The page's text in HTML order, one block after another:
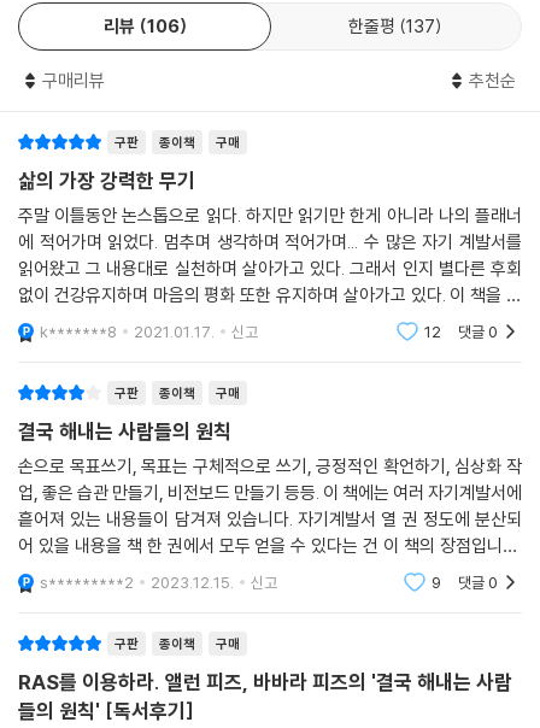
라면, 지금의 내 상태에 책임이 있는 사람은 바로 나다. 부분적 책임이 아니
라 전적인 책임이 내게 있다. 내 사고방식과 내가 과거에 해 온 선택들이 지
금의 내 상황을 만들었다. 지금의 내 상황은 지금까지 내가 해 온 생각과 행
할 때의 허물도 내게 있다. _99-100쪽
호언장담을 하고 성공을 상상한 효과를 본 사례는 시대와 분야를 막론하고
수없이 많다. 우리 주변에서도 수없이 일어난다. 단순한 호언장담이 아니
다. 원하는 결과를 얻겠다는 의지를 모아야 한다. 성공을 상상하는 것도 두
루뭉술하면 안 된다. 성공한 내 모습을 세세히 구상해야 한다. 오늘부터 실
천하자. 부정적인 말이 입에서 나오면 그때마다 그 말을 긍정형으로 고쳐
말하자. 목표는 물질적으로 구현되기 전에 마음속에서 먼저 구현되어야 한
않다. 시각화와 확언의 힘으로 내가 나를 가둔 성공의 장벽을 부수고 자유
의 몸이 될 수 있다. 거기서 해방되면 지금까지 미개발 자원으로 썩고 있던
창의력과 잠재력이 발휘된다. 그리고 상상에 머물러 있던 일들이 현실이
된다.
---p.157
발전적이고 생산적인 삶을 추구한다면, 냉소적인 사람, 남의 꿈에 찬물을
끼얹는 사람, 피해의식이 있는 사람, 중간만 가면 잘하는 거라고 믿는 사람
짱이 생길 때까지라도 피하는 것이 좋다. 내가 원하는 곳에 이르도록 격려
하고, 내가 거기 이르렀을 때 박수를 보내 주는 긍정적이고 희망적인 사람
들로 주위를 채우겠다는 의식적이고 의도적인 결정이 필요하다.
저자는 책 전체를 통해 망상활성계를 활용해 어떻게 성공에 이를 수 있는
고 눈으로 볼 수 있게 시각화해 설정하는 것이 중요하다. 그다음 내 목표에
는 바로 나이므로! 그런데 여기에는 책임이 따른다. 내 인생을 고스란히 내
것으로 제대로 운용하기 위해서는 내 생각은 물론 내 말과 행동, 일상의 소
소한 습관까지 살펴보고 통제해야 한다. 인간 행동의 80퍼센트 이상이 습
관에서 나오므로 내 일상을 통찰해 통제하지 않는다면 앞으로도 이제까지
와 똑같은 인생이 펼쳐질 것이다.
또 두려움과 걱정을 극복하는 것이 중요하다. 우리가 걱정하는 일의 대부
분은 실제로 일어나지 않는다는 연구결과가 있다. 그리고 두려움은 죽음을
원하고 생각하는 방식으로 이루고 살아가는 것은 그리 복잡하고 어렵지 않
다. 그러나 쉽지도 않다. 이것이 늘 현실의 걸림돌이다. 이 걸림돌을 저자
부부는 어떻게 극복했는지 책의 끝부분에서 실제 경험담을 통해 생생하게
들려준다.
14장과 15장에서 앨런과 바바라는 자신들의 경험담이다. 20대의 눈부신
성공이 40대 중반의 파산에 이르렀을 때 이 부부가 한 일들은 이들의 성공
임을 밝히고 보여 준다.
리뷰 106 한줄평 137
구매리뷰 추천순
구판 종이책 구매
삶의 가장 강력한 무기
주말 이틀동안 논스톱으로 읽다. 하지만 읽기만 한게 아니라 나의 플래너
에 적어가며 읽었다. 멈추며 생각하며 적어가며... 수 많은 자기 계발서를
읽어왔고 그 내용대로 실천하며 살아가고 있다. 그래서 인지 별다른 후회
없이 건강유지하며 마음의 평화 또한 유지하며 살아가고 있다. 이 책을 읽
으며 든 생각은 아들에게 이 책을 선물하고 싶다는 것이고 부디 아들에게
저자들의 생각이
k*******8 2021.01.17. 신고 12 댓글0
구판 종이책 구매
결국 해내는 사람들의 원칙
손으로 목표쓰기, 목표는 구체적으로 쓰기, 긍정적인 확언하기, 심상화 작
업, 좋은 습관 만들기, 비전보드 만들기 등등. 이 책에는 여러 자기계발서에
흩어져 있는 내용들이 담겨져 있습니다. 자기계발서 열 권 정도에 분산되
어 있을 내용을 책 한 권에서 모두 얻을 수 있다는 건 이 책의 장점입니다.
하지만 이 책은 여러 내용을 다루고 있어서, 각각의 내용에 대한 깊이 자체
는 부족한
s*********2 2023.12.15. 신고 9 댓글0
구판 종이책 구매
RAS를 이용하라. 앨런 피즈, 바바라 피즈의 '결국 해내는 사람
들의 원칙' [독서후기]